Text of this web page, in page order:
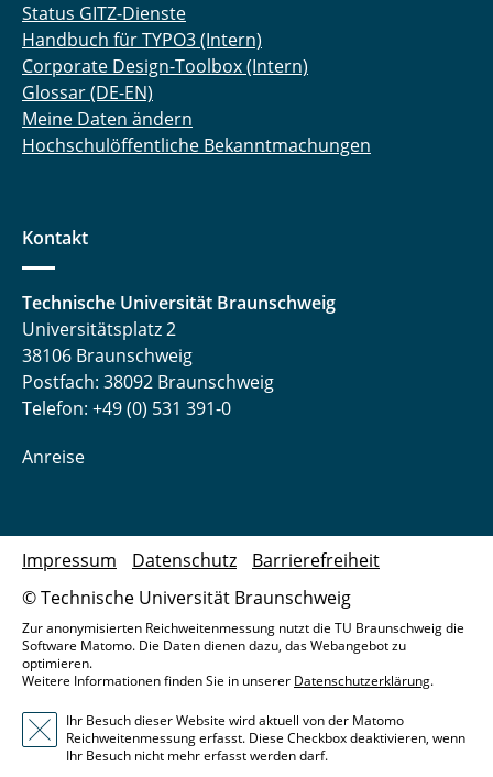
Status GITZ-Dienste
Handbuch für TYPO3 (Intern)
Corporate Design-Toolbox (Intern)
Glossar (DE-EN)
Meine Daten ändern
Hochschulöffentliche Bekanntmachungen
Kontakt
Technische Universität Braunschweig
Universitätsplatz 2
38106 Braunschweig
Postfach: 38092 Braunschweig
Telefon: +49 (0) 531 391-0
Anreise
© Technische Universität Braunschweig
Impressum Datenschutz Barrierefreiheit
Zur anonymisierten Reichweitenmessung nutzt die TU Braunschweig die
Software Matomo. Die Daten dienen dazu, das Webangebot zu
optimieren.
Weitere Informationen finden Sie in unserer Datenschutzerklärung.
Ihr Besuch dieser Website wird aktuell von der Matomo
Reichweitenmessung erfasst. Diese Checkbox deaktivieren, wenn
Ihr Besuch nicht mehr erfasst werden darf.